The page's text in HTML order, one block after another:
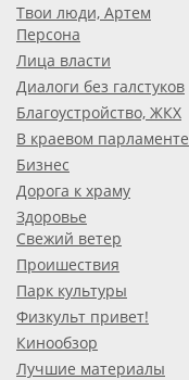
Твои люди, Артем
Персона
Лица власти
Диалоги без галстуков
Благоустройство, ЖКХ
В краевом парламенте
Бизнес
Дорога к храму
Здоровье
Свежий ветер
Проишествия
Парк культуры
Физкульт привет!
Кинообзор
Лучшие материалы